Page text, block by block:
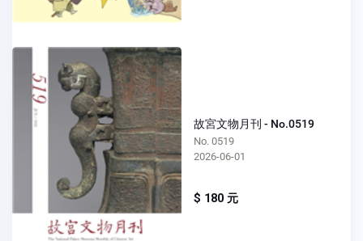
故宮文物月刊 - No.0519
No. 0519
2026-06-01
$ 180 元